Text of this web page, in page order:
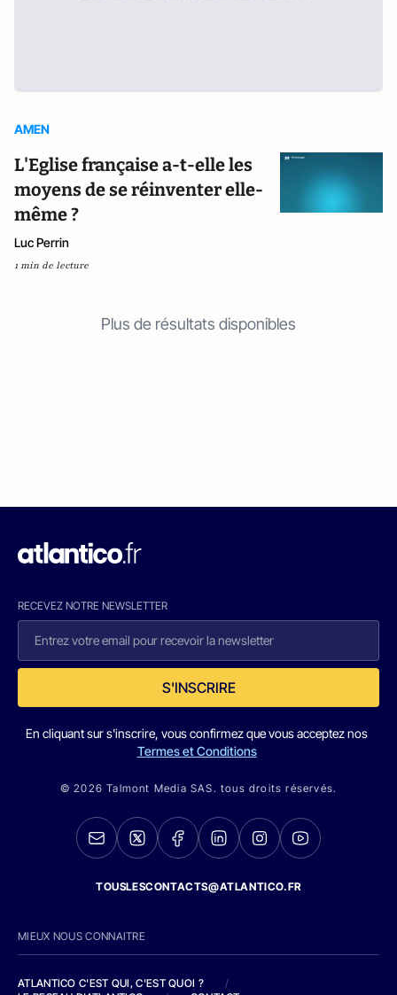
AMEN
L'Eglise française a-t-elle les
moyens de se réinventer elle-
même ?
Luc Perrin
1 min de lecture
Plus de résultats disponibles
RECEVEZ NOTRE NEWSLETTER
S'INSCRIRE
En cliquant sur s'inscrire, vous confirmez que vous acceptez nos
Termes et Conditions
© 2026 Talmont Media SAS. tous droits réservés.
TOUSLESCONTACTS@ATLANTICO.FR
MIEUX NOUS CONNAITRE
ATLANTICO C'EST QUI, C'EST QUOI ?
/